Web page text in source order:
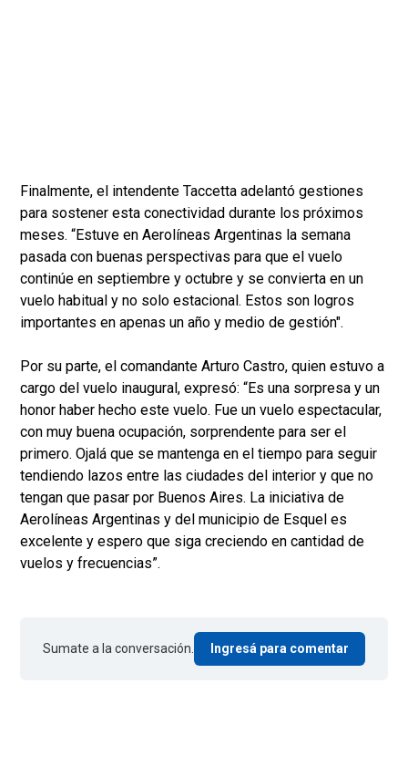
Finalmente, el intendente Taccetta adelantó gestiones
para sostener esta conectividad durante los próximos
meses. “Estuve en Aerolíneas Argentinas la semana
pasada con buenas perspectivas para que el vuelo
continúe en septiembre y octubre y se convierta en un
vuelo habitual y no solo estacional. Estos son logros
importantes en apenas un año y medio de gestión".
Por su parte, el comandante Arturo Castro, quien estuvo a
cargo del vuelo inaugural, expresó: “Es una sorpresa y un
honor haber hecho este vuelo. Fue un vuelo espectacular,
con muy buena ocupación, sorprendente para ser el
primero. Ojalá que se mantenga en el tiempo para seguir
tendiendo lazos entre las ciudades del interior y que no
tengan que pasar por Buenos Aires. La iniciativa de
Aerolíneas Argentinas y del municipio de Esquel es
excelente y espero que siga creciendo en cantidad de
vuelos y frecuencias”.
Sumate a la conversación. Ingresá para comentar